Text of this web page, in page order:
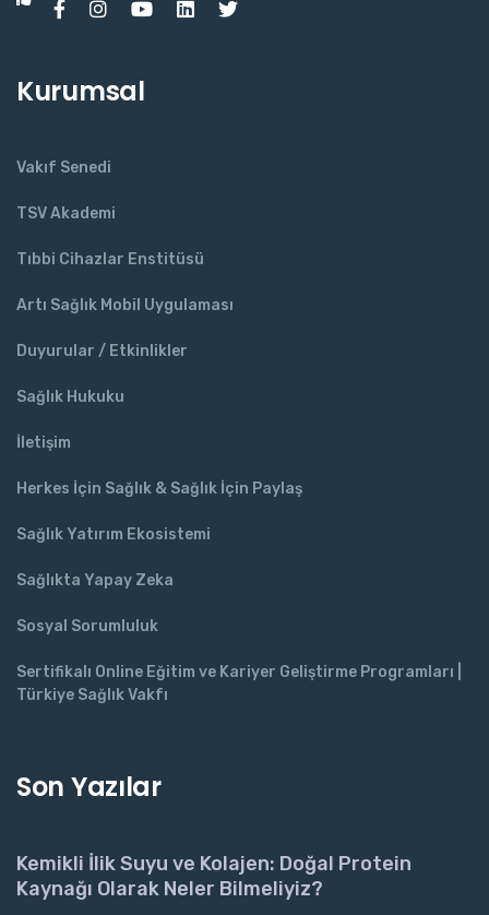
Kurumsal
Vakıf Senedi
TSV Akademi
Tıbbi Cihazlar Enstitüsü
Artı Sağlık Mobil Uygulaması
Duyurular / Etkinlikler
Sağlık Hukuku
İletişim
Herkes İçin Sağlık & Sağlık İçin Paylaş
Sağlık Yatırım Ekosistemi
Sağlıkta Yapay Zeka
Sosyal Sorumluluk
Sertifikalı Online Eğitim ve Kariyer Geliştirme Programları |
Türkiye Sağlık Vakfı
Son Yazılar
Kemikli İlik Suyu ve Kolajen: Doğal Protein
Kaynağı Olarak Neler Bilmeliyiz?